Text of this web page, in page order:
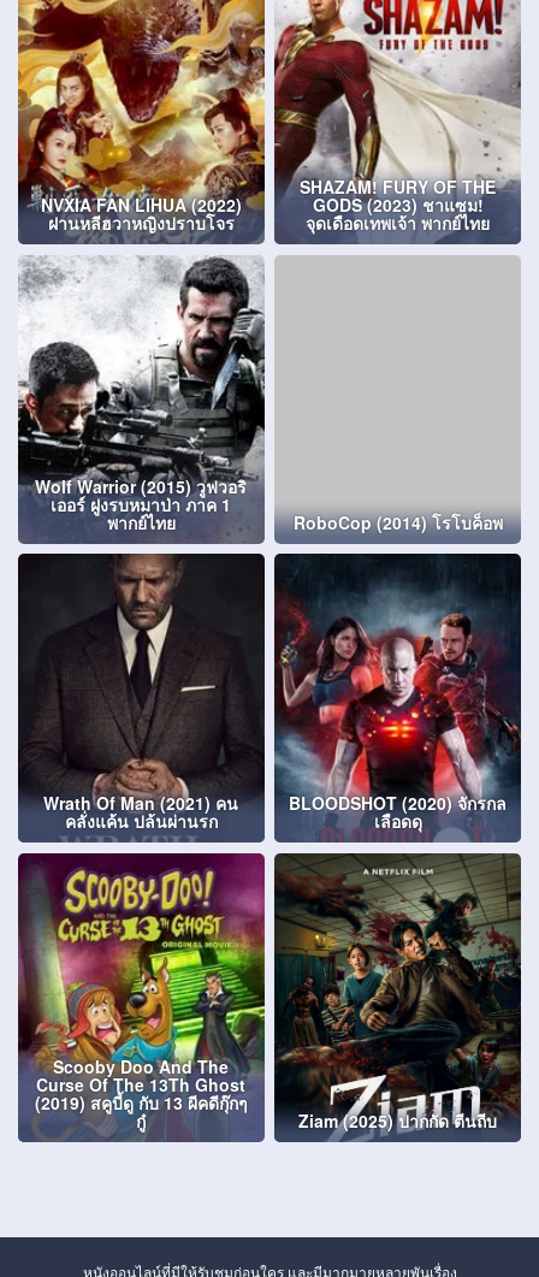
NVXIA FAN LIHUA (2022)
ฝานหลีฮวาหญิงปราบโจร
SHAZAM! FURY OF THE
GODS (2023) ชาแซม!
จุดเดือดเทพเจ้า พากย์ไทย
Wolf Warrior (2015) วูฟวอริ
เออร์ ฝูงรบหมาป่า ภาค 1
พากย์ไทย RoboCop (2014) โรโบค็อพ
Wrath Of Man (2021) คน
คลั่งแค้น ปล้นผ่านรก
BLOODSHOT (2020) จักรกล
เลือดดุ
Scooby Doo And The
Curse Of The 13Th Ghost
(2019) สคูบี้ดู กับ 13 ผีคดีกุ๊กๆ
กู๋ Ziam (2025) ปากกัด ตีนถีบ
หนังออนไลน์ที่มีให้รับชมก่อนใคร และมีมากมายหลายพันเรื่อง